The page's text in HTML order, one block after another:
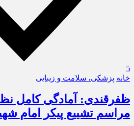
5
خانه پزشکی، سلامت و زیبایی
ظفرقندی: آمادگی کامل
مراسم تشییع پیکر امام